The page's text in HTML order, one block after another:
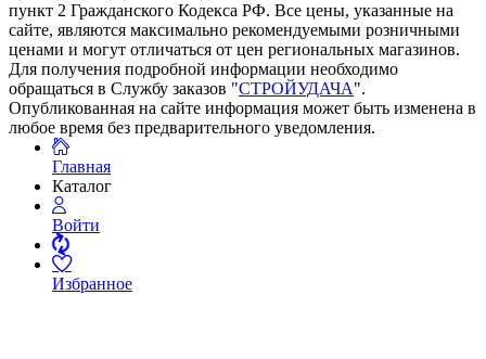
пункт 2 Гражданского Кодекса РФ. Все цены, указанные на
сайте, являются максимально рекомендуемыми розничными
ценами и могут отличаться от цен региональных магазинов.
Для получения подробной информации необходимо
обращаться в Службу заказов "СТРОЙУДАЧА".
Опубликованная на сайте информация может быть изменена в
любое время без предварительного уведомления.
Главная
Каталог
Войти
Избранное